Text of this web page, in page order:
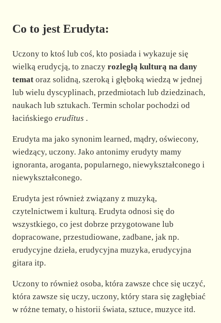
i
d
e
o
Co to jest Erudyta:
Uczony to ktoś lub coś, kto posiada i wykazuje się
wielką erudycją, to znaczy rozległą kulturą na dany
tematoraz solidną, szeroką i głęboką wiedzą w jednej
lub wielu dyscyplinach, przedmiotach lub dziedzinach,
naukach lub sztukach. Termin scholar pochodzi od
łacińskiego erudītus .
Erudyta ma jako synonim learned, mądry, oświecony,
wiedzący, uczony. Jako antonimy erudyty mamy
ignoranta, aroganta, popularnego, niewykształconego i
niewykształconego.
Erudyta jest również związany z muzyką,
czytelnictwem i kulturą. Erudyta odnosi się do
wszystkiego, co jest dobrze przygotowane lub
dopracowane, przestudiowane, zadbane, jak np.
erudycyjne dzieła, erudycyjna muzyka, erudycyjna
gitara itp.
Uczony to również osoba, która zawsze chce się uczyć,
która zawsze się uczy, uczony, który stara się zagłębiać
w różne tematy, o historii świata, sztuce, muzyce itd.